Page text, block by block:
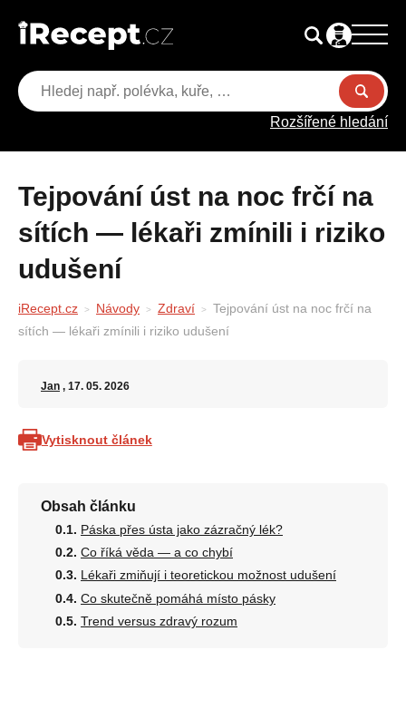
Rozšířené hledání
Tejpování úst na noc frčí na
sítích — lékaři zmínili i riziko
udušení
iRecept.cz Návody Zdraví
Tejpování úst na noc frčí na
sítích — lékaři zmínili i riziko udušení
Jan , 17. 05. 2026
Vytisknout článek
Obsah článku
Páska přes ústa jako zázračný lék?
Co říká věda — a co chybí
Lékaři zmiňují i teoretickou možnost udušení
Co skutečně pomáhá místo pásky
Trend versus zdravý rozum